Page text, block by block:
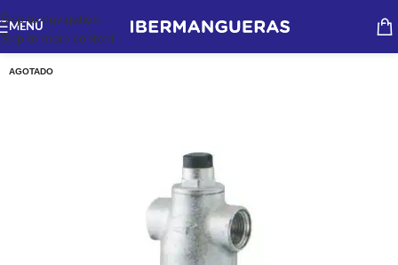
Skip to navigation
Skip to main content
MENÚ
AGOTADO